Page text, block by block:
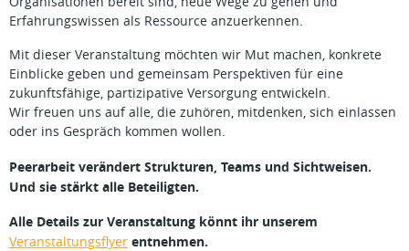
Erfahrungswissen als Ressource anzuerkennen.
Mit dieser Veranstaltung möchten wir Mut machen, konkrete
Einblicke geben und gemeinsam Perspektiven für eine
zukunftsfähige, partizipative Versorgung entwickeln.
Wir freuen uns auf alle, die zuhören, mitdenken, sich einlassen
oder ins Gespräch kommen wollen.
Peerarbeit verändert Strukturen, Teams und Sichtweisen.
Und sie stärkt alle Beteiligten.
Alle Details zur Veranstaltung könnt ihr unserem
Veranstaltungsflyer entnehmen.